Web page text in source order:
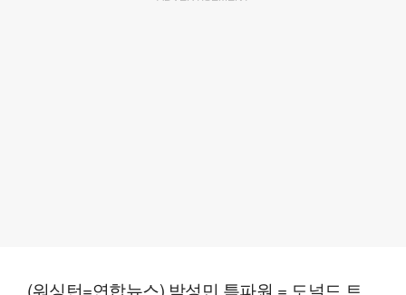
(워싱턴=연합뉴스) 박성민 특파원 = 도널드 트